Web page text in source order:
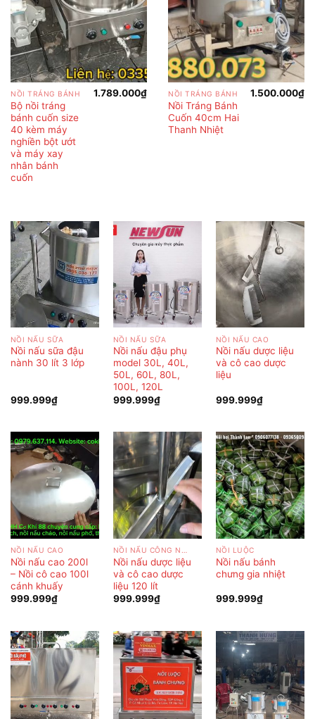
NỒI TRÁNG BÁNH
Bộ nồi tráng
bánh cuốn size
40 kèm máy
nghiền bột ướt
và máy xay
nhân bánh
cuốn
1.789.000₫ NỒI TRÁNG BÁNH
Nồi Tráng Bánh
Cuốn 40cm Hai
Thanh Nhiệt
1.500.000₫
NỒI NẤU SỮA
Nồi nấu sữa đậu
nành 30 lít 3 lớp
999.999₫
NỒI NẤU SỮA
Nồi nấu đậu phụ
model 30L, 40L,
50L, 60L, 80L,
100L, 120L
999.999₫
NỒI NẤU CAO
Nồi nấu dược liệu
và cô cao dược
liệu
999.999₫
NỒI NẤU CAO
Nồi nấu cao 200l
– Nồi cô cao 100l
cánh khuấy
999.999₫
Nồi nấu dược liệu
và cô cao dược
liệu 120 lít
999.999₫
NỒI LUỘC
Nồi nấu bánh
chưng gia nhiệt
999.999₫